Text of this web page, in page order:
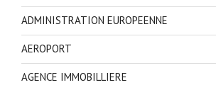
ADMINISTRATION EUROPEENNE
AEROPORT
AGENCE IMMOBILLIERE